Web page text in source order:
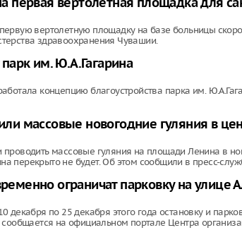
первая вертолетная площадка для
вертолетную площадку на базе больницы
здравоохранения Чувашии.
им. Ю.А.Гагарина
концепцию благоустройства парка им.
массовые новогодние гуляния в
проводить массовые гуляния на площади Ленина в
перекрыто не будет. Об этом сообщили в пресс-
ограничат парковку на улице
декабря по 25 декабря этого года остановку и
сообщается на официальном портале Центра